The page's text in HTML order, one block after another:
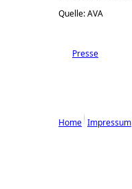
Quelle: AVA
Presse
Home Impressum